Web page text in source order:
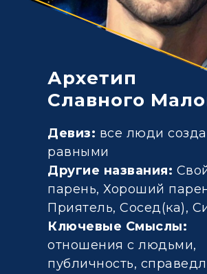
Архетип
Славного
Девиз: все люди
равными
Другие названия:
парень, Хороший
Приятель, Сосед(ка),
Ключевые Смыслы:
отношения с людьми,
публичность,